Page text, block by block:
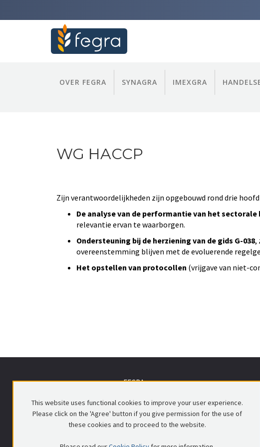
OVER FEGRA SYNAGRA IMEXGRA
WG HACCP
Zijn verantwoordelijkheden zijn opgebouwd rond drie
De analyse van de performantie van het
relevantie ervan te waarborgen.
Ondersteuning bij de herziening van de gids G-038,
overeenstemming blijven met de evoluerende
Het opstellen van protocollen (vrijgave van niet-
FEGRA vzw
1000 Brussel
This website uses functional cookies to improve your user experience.
Please click on the 'Agree' button if you give permission for the use of
these cookies and to proceed to the website.